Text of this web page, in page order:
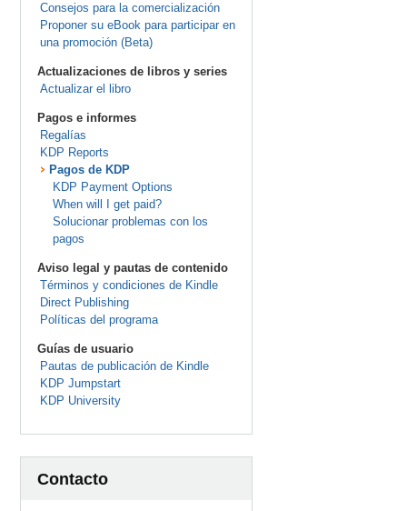
Consejos para la comercialización
Proponer su eBook para participar en
una promoción (Beta)
Actualizaciones de libros y series
Actualizar el libro
Pagos e informes
Regalías
KDP Reports
Pagos de KDP
KDP Payment Options
When will I get paid?
Solucionar problemas con los
pagos
Aviso legal y pautas de contenido
Términos y condiciones de Kindle
Direct Publishing
Políticas del programa
Guías de usuario
Pautas de publicación de Kindle
KDP Jumpstart
KDP University
Contacto